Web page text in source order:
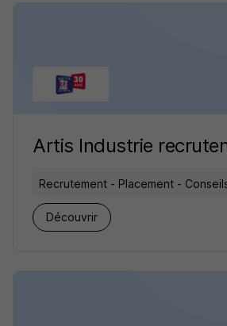
Artis Industrie
Recrutement - Placement -
Découvrir